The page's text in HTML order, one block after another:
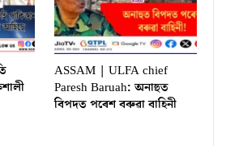
ASSAM | ULFA chief
Paresh Baruah: অনাহুত
বিপদত পৰেশ বৰুৱা বাহিনী